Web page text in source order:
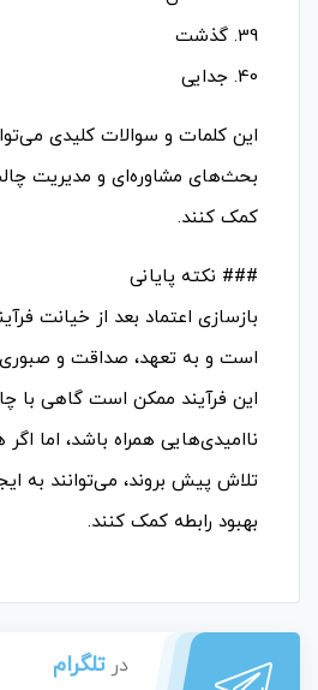
39. گذشت
40. جدایی
این کلمات و سوالات کلیدی
بحث‌های مشاوره‌ای و مدیریت
کمک کنند.
### نکته پایانی
بازسازی اعتماد بعد از خیانت
است و به تعهد، صداقت و صبوری
این فرآیند ممکن است گاهی با
ناامیدی‌هایی همراه باشد، اما
تلاش پیش بروند، می‌توانند به
بهبود رابطه کمک کنند.
در تلگرام